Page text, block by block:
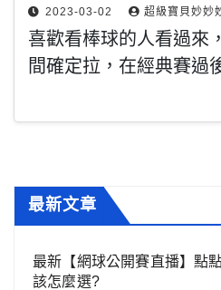
2023-03-02 超級寶貝妙妙
喜歡看棒球的人看過來
間確定拉，在經典賽過
最新文章
最新【網球公開賽直播】點
該怎麼選?